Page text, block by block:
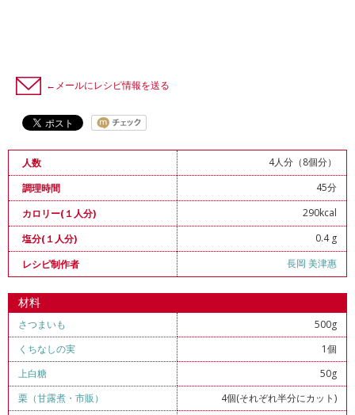
←メールにレシピ情報を送る
人数
4人分（8個分）
調理時間
45分
カロリー(１人分)
290kcal
塩分(１人分)
0.4 g
レシピ制作者
長岡 美津惠
材料
さつまいも
500g
くちなしの実
1個
上白糖
50g
栗（甘露煮・市販）
4個(それぞれ半分にカット)